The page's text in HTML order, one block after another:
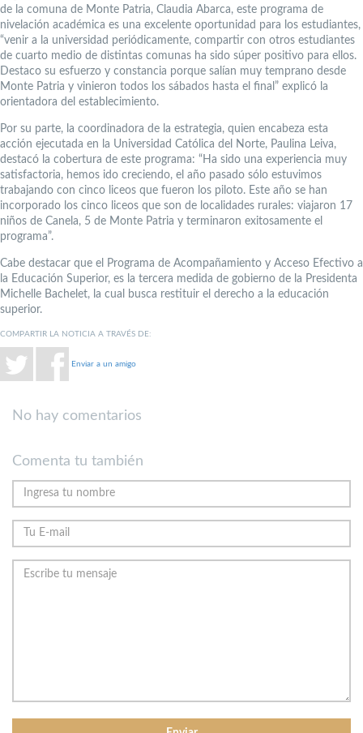
de la comuna de Monte Patria, Claudia Abarca, este programa de
nivelación académica es una excelente oportunidad para los estudiantes,
“venir a la universidad periódicamente, compartir con otros estudiantes
de cuarto medio de distintas comunas ha sido súper positivo para ellos.
Destaco su esfuerzo y constancia porque salían muy temprano desde
Monte Patria y vinieron todos los sábados hasta el final” explicó la
orientadora del establecimiento.
Por su parte, la coordinadora de la estrategia, quien encabeza esta
acción ejecutada en la Universidad Católica del Norte, Paulina Leiva,
destacó la cobertura de este programa: “Ha sido una experiencia muy
satisfactoria, hemos ido creciendo, el año pasado sólo estuvimos
trabajando con cinco liceos que fueron los piloto. Este año se han
incorporado los cinco liceos que son de localidades rurales: viajaron 17
niños de Canela, 5 de Monte Patria y terminaron exitosamente el
programa”.
Cabe destacar que el Programa de Acompañamiento y Acceso Efectivo a
la Educación Superior, es la tercera medida de gobierno de la Presidenta
Michelle Bachelet, la cual busca restituir el derecho a la educación
superior.
COMPARTIR LA NOTICIA A TRAVÉS DE:
Enviar a un amigo
No hay comentarios
Comenta tu también